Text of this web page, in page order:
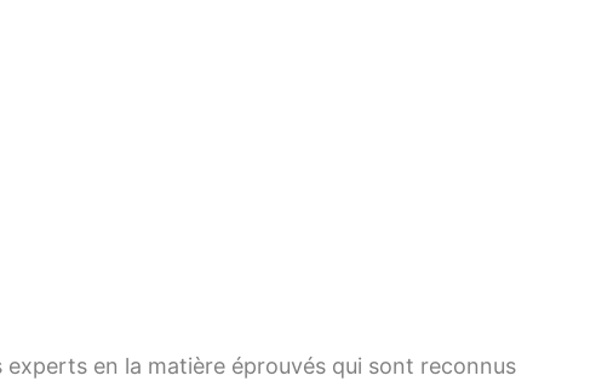
en la matière éprouvés qui sont reconnus